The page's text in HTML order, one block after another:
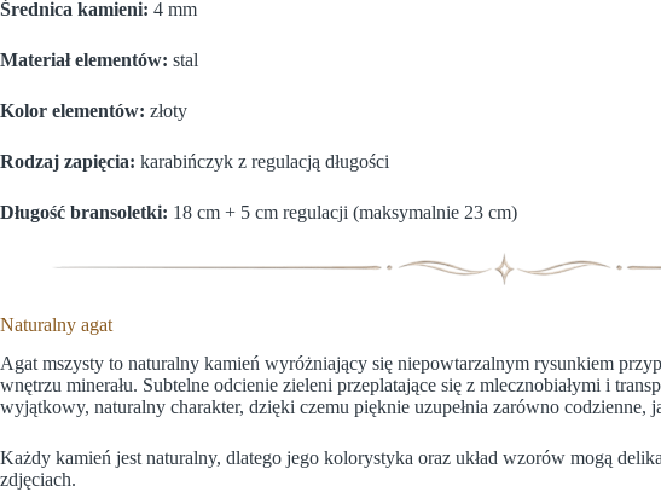
Średnica kamieni: 4 mm
Materiał elementów: stal
Kolor elementów: złoty
Rodzaj zapięcia: karabińczyk z regulacją długości
Długość bransoletki: 18 cm + 5 cm regulacji (maksymalnie 23 cm)
Naturalny agat
Agat mszysty to naturalny kamień wyróżniający się niepowtarzalnym rysunkiem
wnętrzu minerału. Subtelne odcienie zieleni przeplatające się z mlecznobiałymi i
wyjątkowy, naturalny charakter, dzięki czemu pięknie uzupełnia zarówno codzienne,
Każdy kamień jest naturalny, dlatego jego kolorystyka oraz układ wzorów mogą
zdjęciach.